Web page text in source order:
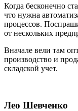
Когда бесконечно
что нужна
процессов.
от нескольких
Вначале вели там
производство и
складской учет.
Лео Шевченко